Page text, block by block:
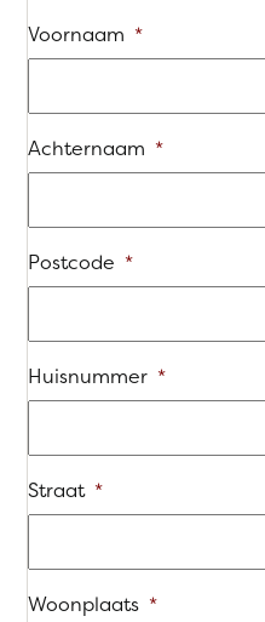
Voornaam *
Achternaam *
Postcode *
Huisnummer *
Straat *
Woonplaats *